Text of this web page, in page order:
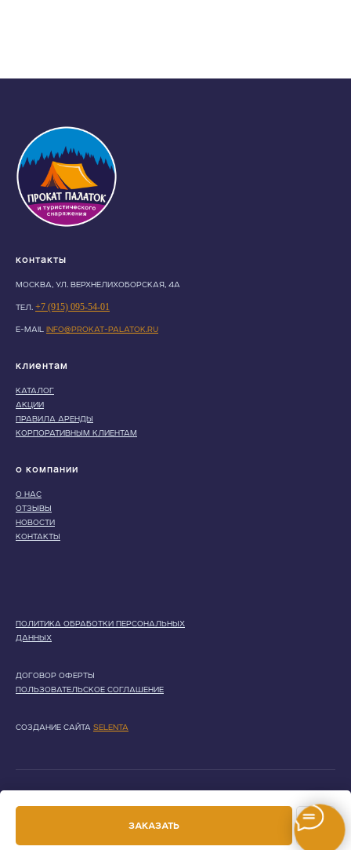
ЗАКАЗАТЬ
Контакты
МОСКВА, УЛ. ВЕРХНЕЛИХОБОРСКАЯ, 4А
ТЕЛ. +7 (915) 095-54-01
E-MAIL INFO@PROKAT-PALATOK.RU
Клиентам
КАТАЛОГ
АКЦИИ
ПРАВИЛА АРЕНДЫ
КОРПОРАТИВНЫМ КЛИЕНТАМ
О компании
О НАС
ОТЗЫВЫ
НОВОСТИ
КОНТАКТЫ
ПОЛИТИКА ОБРАБОТКИ ПЕРСОНАЛЬНЫХ
ДАННЫХ
ДОГОВОР ОФЕРТЫ
ПОЛЬЗОВАТЕЛЬСКОЕ СОГЛАШЕНИЕ
СОЗДАНИЕ САЙТА SELENTA
ИП Николаев Антон Ильич ИНН 773410497265 / ОГРНИП
318774600376852